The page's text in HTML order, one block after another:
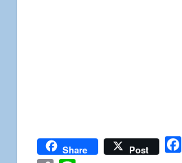
Share Post